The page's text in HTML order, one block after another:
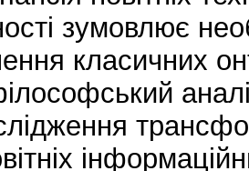
зумовлює
класичних